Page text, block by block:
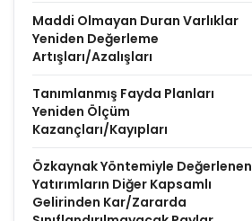
Maddi Olmayan Duran Varlıklar
Yeniden Değerleme
Artışları/Azalışları
Tanımlanmış Fayda Planları
Yeniden Ölçüm
Kazançları/Kayıpları
Özkaynak Yöntemiyle Değerlenen
Yatırımların Diğer Kapsamlı
Gelirinden Kar/Zararda